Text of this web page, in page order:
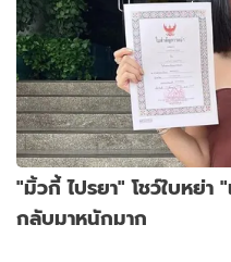
"มิ้วกี้ ไปรยา" โชว์ใบหย่า
กลับมาหนักมาก